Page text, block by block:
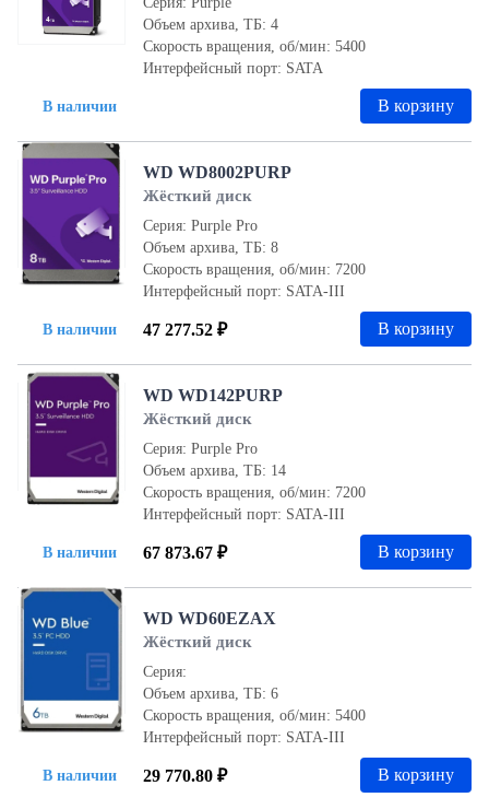
В наличии
Объем архива, ТБ: 4
Скорость вращения, об/мин: 5400
Интерфейсный порт: SATA
В корзину
В наличии
WD WD8002PURP
Жёсткий диск
Серия: Purple Pro
Объем архива, ТБ: 8
Скорость вращения, об/мин: 7200
Интерфейсный порт: SATA-III
47 277.52 ₽ В корзину
В наличии
WD WD142PURP
Жёсткий диск
Серия: Purple Pro
Объем архива, ТБ: 14
Скорость вращения, об/мин: 7200
Интерфейсный порт: SATA-III
67 873.67 ₽ В корзину
В наличии
WD WD60EZAX
Жёсткий диск
Серия:
Объем архива, ТБ: 6
Скорость вращения, об/мин: 5400
Интерфейсный порт: SATA-III
29 770.80 ₽ В корзину